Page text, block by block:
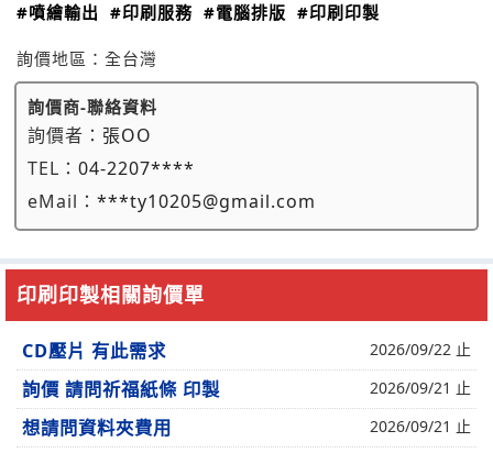
#噴繪輸出 #印刷服務 #電腦排版 #印刷印製
詢價地區： 全台灣
詢價商-聯絡資料
詢價者： 張OO
TEL： 04-2207****
eMail： ***ty10205@gmail.com
印刷印製相關詢價單
CD壓片 有此需求 2026/09/22 止
詢價 請問祈福紙條 印製 2026/09/21 止
想請問資料夾費用 2026/09/21 止